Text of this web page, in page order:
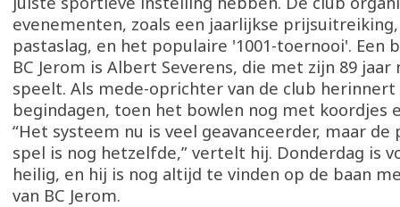
evenementen, zoals een jaarlijkse
pastaslag, en het populaire '1001-toernooi'. Een
BC Jerom is Albert Severens, die met zijn 89 jaar
speelt. Als mede-oprichter van de club herinnert
begindagen, toen het bowlen nog met koordjes
“Het systeem nu is veel geavanceerder, maar de
spel is nog hetzelfde,” vertelt hij. Donderdag is
heilig, en hij is nog altijd te vinden op de baan
van BC Jerom.